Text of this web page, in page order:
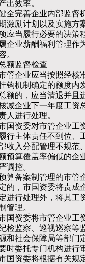
出效率。
善企业内部监督
激励计划以及实施方
应当履行必要的决策
企业薪酬福利管理作
。
监督检查
业应当按照经核
钩机制确定的额度内
额的，应当清退并且
减企业下一年度工资
人进行处理。
委对市管企业工
行主体责任不到位、
收入分配管理不规范
预算覆盖率偏低的企
调控。
备案制管理的市管
的，市国资委将责成
进行处理外，将其工
管理。
委将市管企业工
检监察、巡视巡察等
和社会保障局等部门
时委托专门机构进行
国资委将根据有关规